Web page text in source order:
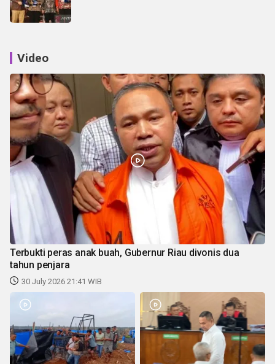
Video
Terbukti peras anak buah, Gubernur Riau divonis dua
tahun penjara
30 July 2026 21:41 WIB